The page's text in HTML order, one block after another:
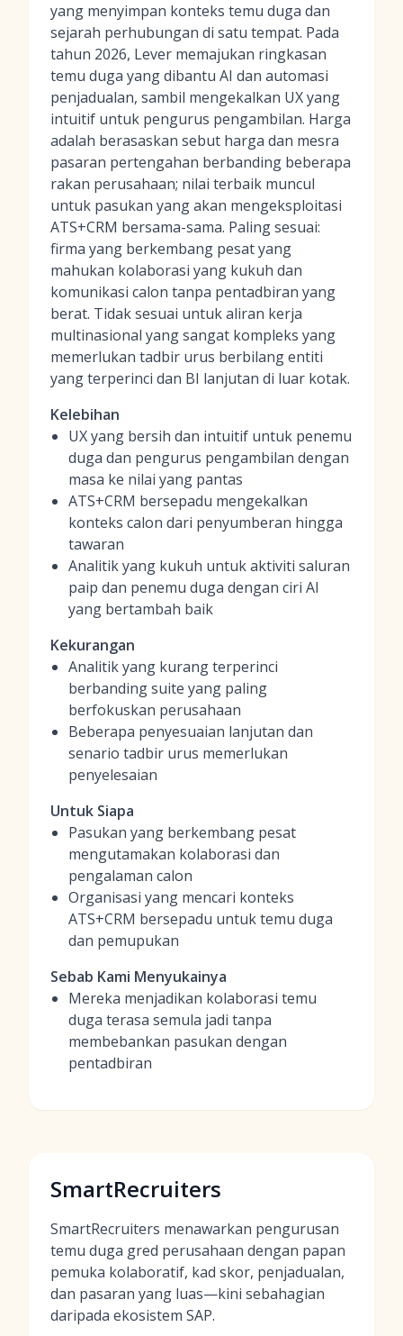
yang menyimpan konteks temu duga dan
sejarah perhubungan di satu tempat. Pada
tahun 2026, Lever memajukan ringkasan
temu duga yang dibantu AI dan automasi
penjadualan, sambil mengekalkan UX yang
intuitif untuk pengurus pengambilan. Harga
adalah berasaskan sebut harga dan mesra
pasaran pertengahan berbanding beberapa
rakan perusahaan; nilai terbaik muncul
untuk pasukan yang akan mengeksploitasi
ATS+CRM bersama-sama. Paling sesuai:
firma yang berkembang pesat yang
mahukan kolaborasi yang kukuh dan
komunikasi calon tanpa pentadbiran yang
berat. Tidak sesuai untuk aliran kerja
multinasional yang sangat kompleks yang
memerlukan tadbir urus berbilang entiti
yang terperinci dan BI lanjutan di luar kotak.
Kelebihan
UX yang bersih dan intuitif untuk penemu
duga dan pengurus pengambilan dengan
masa ke nilai yang pantas
ATS+CRM bersepadu mengekalkan
konteks calon dari penyumberan hingga
tawaran
Analitik yang kukuh untuk aktiviti saluran
paip dan penemu duga dengan ciri AI
yang bertambah baik
Kekurangan
Analitik yang kurang terperinci
berbanding suite yang paling
berfokuskan perusahaan
Beberapa penyesuaian lanjutan dan
senario tadbir urus memerlukan
penyelesaian
Untuk Siapa
Pasukan yang berkembang pesat
mengutamakan kolaborasi dan
pengalaman calon
Organisasi yang mencari konteks
ATS+CRM bersepadu untuk temu duga
dan pemupukan
Sebab Kami Menyukainya
Mereka menjadikan kolaborasi temu
duga terasa semula jadi tanpa
membebankan pasukan dengan
pentadbiran
SmartRecruiters
SmartRecruiters menawarkan pengurusan
temu duga gred perusahaan dengan papan
pemuka kolaboratif, kad skor, penjadualan,
dan pasaran yang luas—kini sebahagian
daripada ekosistem SAP.